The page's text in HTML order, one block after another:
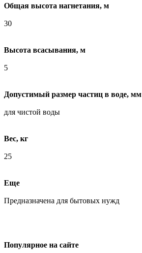
Общая высота нагнетания, м
30
Высота всасывания, м
5
Допустимый размер частиц в воде, мм
для чистой воды
Вес, кг
25
Еще
Предназначена для бытовых нужд
Популярное на сайте